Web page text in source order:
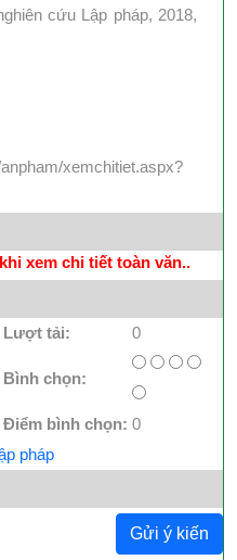
cứu Lập pháp, 2018,
xemchitiet.aspx?
xem chi tiết toàn văn..
Lượt tải: 0
Bình chọn:
Điểm bình chọn: 0
pháp
Gửi ý kiến